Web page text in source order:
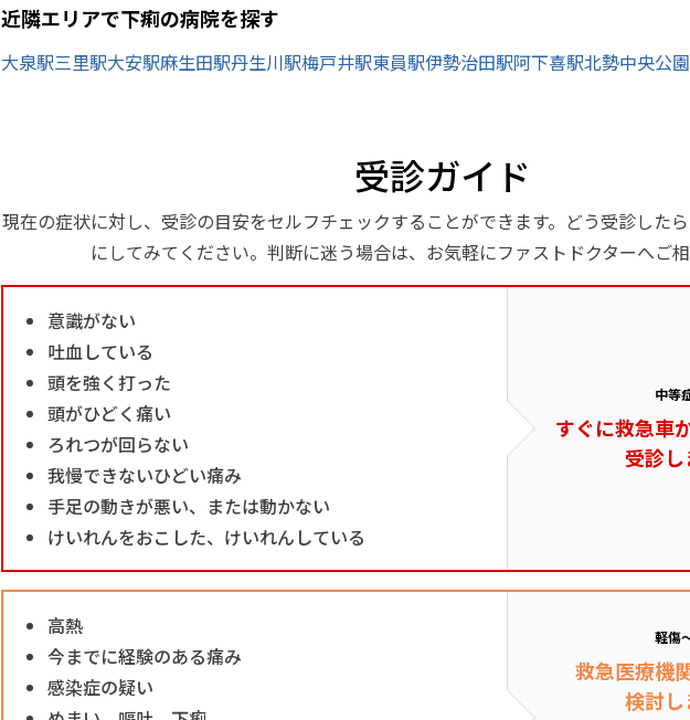
近隣エリアで下痢の病院を探す
大泉駅三里駅大安駅麻生田駅丹生川駅梅戸井駅東員駅伊勢治田駅阿下喜駅北勢中央公
受診ガイド
現在の症状に対し、受診の目安をセルフチェックすることができます。どう受診した
にしてみてください。判断に迷う場合は、お気軽にファストドクターへご
意識がない
吐血している
頭を強く打った
頭がひどく痛い
ろれつが回らない
我慢できないひどい痛み
手足の動きが悪い、または動かない
けいれんをおこした、けいれんしている
中等
すぐに救急車
受診
高熱
今までに経験のある痛み
感染症の疑い
軽傷
救急医療機
検討